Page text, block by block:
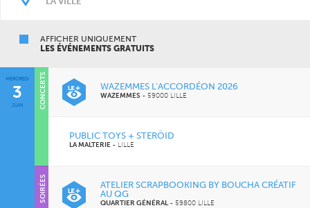
AFFICHER UNIQUEMENT
LES ÉVÉNEMENTS GRATUITS
MERCREDI
3
JUIN
WAZEMMES L’ACCORDÉON 2026
WAZEMMES - 59000 LILLE
PUBLIC TOYS + STERÖID
LA MALTERIE - LILLE
CONCERTS
ATELIER SCRAPBOOKING BY BOUCHA CRÉATIF
AU QG
QUARTIER GÉNÉRAL- 59800 LILLE
SOIRÉES